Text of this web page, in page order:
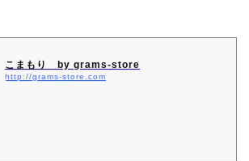
こまもり by grams-store
http://grams-store.com